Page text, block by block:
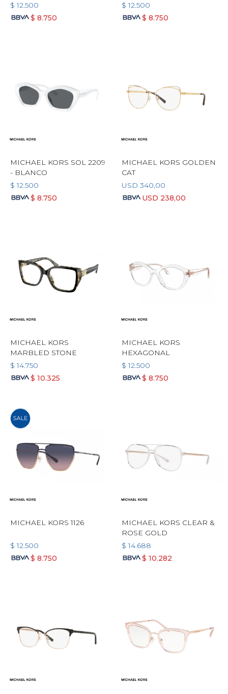
$ 12.500
$ 8.750
$ 12.500
$ 8.750
MICHAEL KORS SOL 2209
- BLANCO
$ 12.500
$ 8.750
MICHAEL KORS GOLDEN
CAT
USD 340,00
USD 238,00
MICHAEL KORS
MARBLED STONE
$ 14.750
$ 10.325
MICHAEL KORS
HEXAGONAL
$ 12.500
$ 8.750
MICHAEL KORS 1126
$ 12.500
$ 8.750
MICHAEL KORS CLEAR &
ROSE GOLD
$ 14.688
$ 10.282